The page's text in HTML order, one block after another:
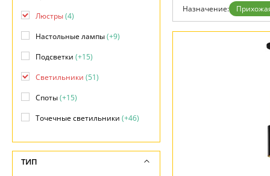
Возврат
Отзывы
Дизайнерам
Бренды
Контакты
Назначение:
Люстры(4)
Настольные лампы(+9)
Подсветки (+15)
Светильники (51)
Споты(+15)
Точечные светильники (+46)
ТИП